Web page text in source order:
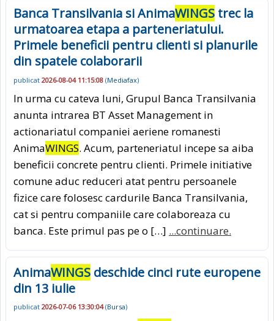
Banca Transilvania si AnimaWINGS trec la
urmatoarea etapa a parteneriatului.
Primele beneficii pentru clienti si planurile
din spatele colaborarii
publicat 2026-08-04 11:15:08 (Mediafax)
In urma cu cateva luni, Grupul Banca Transilvania
anunta intrarea BT Asset Management in
actionariatul companiei aeriene romanesti
AnimaWINGS. Acum, parteneriatul incepe sa aiba
beneficii concrete pentru clienti. Primele initiative
comune aduc reduceri atat pentru persoanele
fizice care folosesc cardurile Banca Transilvania,
cat si pentru companiile care colaboreaza cu
banca. Este primul pas pe o […] ...continuare.
AnimaWINGS deschide cinci rute europene
din 13 iulie
publicat 2026-07-06 13:30:04(Bursa)